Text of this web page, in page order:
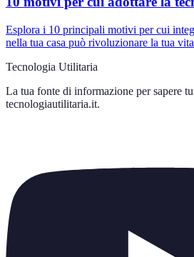
Esplora i 10 principali motivi per cui
nella tua casa può rivoluzionare la tua
Tecnologia Utilitaria
La tua fonte di informazione per sapere
tecnologiautilitaria.it.